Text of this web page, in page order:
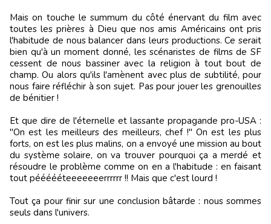
Mais on touche le summum du côté énervant du film avec
toutes les prières à Dieu que nos amis Américains ont pris
l'habitude de nous balancer dans leurs productions. Ce serait
bien qu'à un moment donné, les scénaristes de films de SF
cessent de nous bassiner avec la religion à tout bout de
champ. Ou alors qu'ils l'amènent avec plus de subtilité, pour
nous faire réfléchir à son sujet. Pas pour jouer les grenouilles
de bénitier !
Et que dire de l'éternelle et lassante propagande pro-USA :
"On est les meilleurs des meilleurs, chef !" On est les plus
forts, on est les plus malins, on a envoyé une mission au bout
du système solaire, on va trouver pourquoi ça a merdé et
résoudre le problème comme on en a l'habitude : en faisant
tout péééééteeeeeeerrrrrr !! Mais que c'est lourd !
Tout ça pour finir sur une conclusion bâtarde : nous sommes
seuls dans l'univers.